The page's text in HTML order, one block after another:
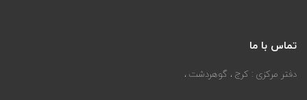
تماس با ما
دفتر مرکزی : کرج ، گوهردشت ،